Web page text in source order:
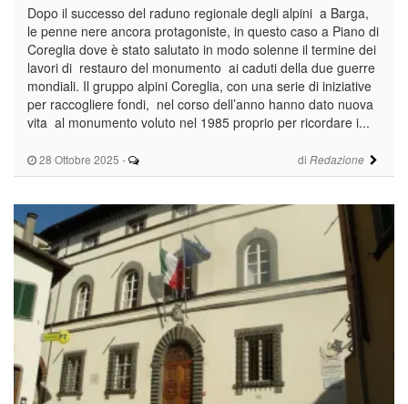
28 Ottobre 2025 - di Redazione
Dopo il successo del raduno regionale degli alpini a Barga,
le penne nere ancora protagoniste, in questo caso a Piano di
Coreglia dove è stato salutato in modo solenne il termine dei
lavori di restauro del monumento ai caduti della due guerre
mondiali. Il gruppo alpini Coreglia, con una serie di iniziative
per raccogliere fondi, nel corso dell’anno hanno dato nuova
vita al monumento voluto nel 1985 proprio per ricordare i...